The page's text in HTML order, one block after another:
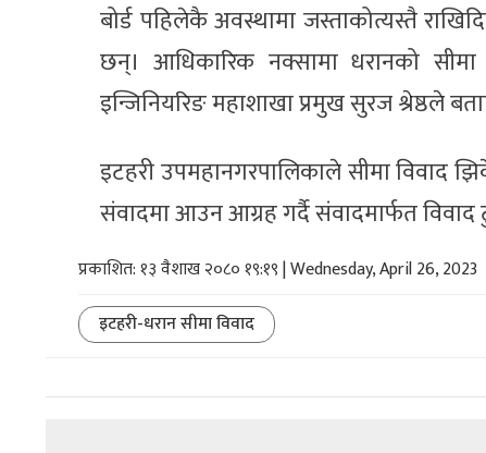
बोर्ड पहिलेकै अवस्थामा जस्ताकोत्यस्तै
छन्। आधिकारिक नक्सामा धरानको सीमा
इन्जिनियरिङ महाशाखा प्रमुख सुरज श्रेष्ठले
इटहरी उपमहानगरपालिकाले सीमा विवाद
संवादमा आउन आग्रह गर्दै संवादमार्फत
प्रकाशित: १३ वैशाख २०८० १९:१९ | Wednesday, April 26, 2023
इटहरी-धरान सीमा विवाद